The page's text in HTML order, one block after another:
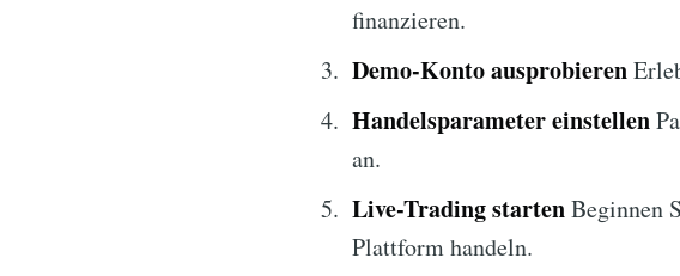
finanzieren.
Demo-Konto ausprobieren
Handelsparameter einstellen
an.
Live-Trading startenBeginnen
Plattform handeln.